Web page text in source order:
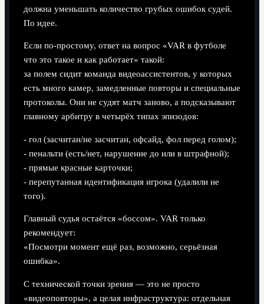
должна уменьшать количество грубых ошибок судей.
По идее.
Если по-простому, ответ на вопрос «VAR в футболе
что это такое и как работает» такой:
за полем сидит команда видеоассистентов, у которых
есть много камер, замедленные повторы и специальные
протоколы. Они не судят матч заново, а подсказывают
главному арбитру в четырёх типах эпизодов:
- гол (засчитан/не засчитан, офсайд, фол перед голом);
- пенальти (есть/нет, нарушение до или в штрафной);
- прямые красные карточки;
- перепутанная идентификация игрока (удалили не
того).
Главный судья остаётся «боссом». VAR только
рекомендует:
«Посмотри момент ещё раз, возможно, серьёзная
ошибка».
С технической точки зрения — это не просто
«видеоповторы», а целая инфраструктура: отдельная